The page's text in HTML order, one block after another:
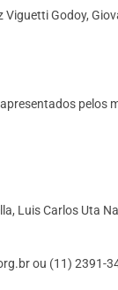
Godoy,
pelos
Luis Carlos Uta
ou (11) 2391-